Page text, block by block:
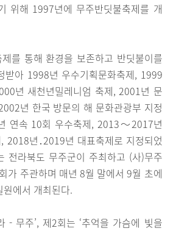
위해 1997년에 무주반딧불축제를 개
를 통해 환경을 보존하고 반딧불이를
받아 1998년 우수기획문화축제, 1999
년 새천년밀레니엄 축제, 2001년 문
년 한국 방문의 해 문화관광부 지정
연속 10회 우수축제, 2013～2017년
2018년․2019년 대표축제로 지정되었
전라북도 무주군이 주최하고 (사)무주
가 주관하며 매년 8월 말에서 9월 초에
에서 개최된다.
- 무주’, 제2회는 ‘추억을 가슴에 빛을